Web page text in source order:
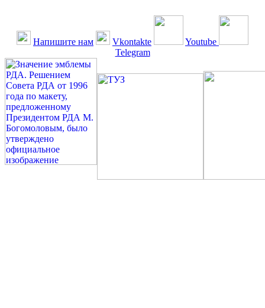
Напишите нам Vkontakte
Youtube
Telegram